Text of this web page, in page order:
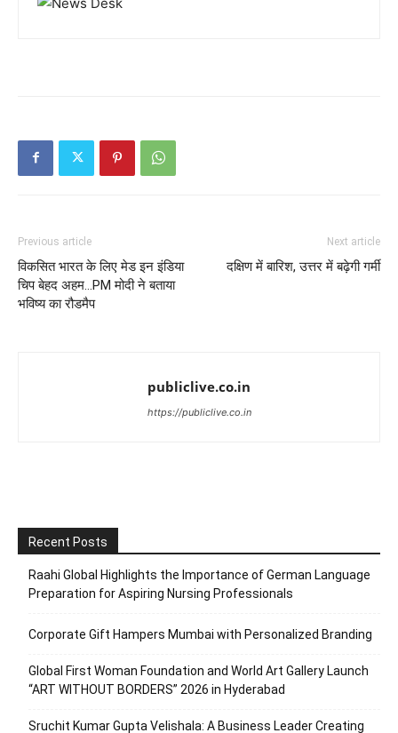
Previous article
विकसित भारत के लिए मेड इन इंडिया
चिप बेहद अहम…PM मोदी ने बताया
भविष्य का रौडमैप
Next article
दक्षिण में बारिश, उत्तर में बढ़ेगी गर्मी
publiclive.co.in
https://publiclive.co.in
Recent Posts
Raahi Global Highlights the Importance of German Language
Preparation for Aspiring Nursing Professionals
Corporate Gift Hampers Mumbai with Personalized Branding
Global First Woman Foundation and World Art Gallery Launch
“ART WITHOUT BORDERS” 2026 in Hyderabad
Sruchit Kumar Gupta Velishala: A Business Leader Creating